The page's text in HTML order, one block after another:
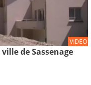
VIDEO
de Sassenage